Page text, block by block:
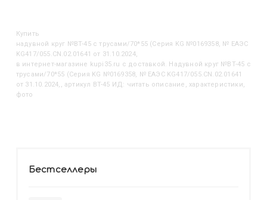
Купить
Надувной круг №BT-45 с трусами/70*55 (Серия KG №0169358, № ЕАЭС
KG417/055.CN.02.01641 от 31.10.2024,
в интернет-магазине kupi35.ru с доставкой. Надувной круг №BT-45 с
трусами/70*55 (Серия KG №0169358, № ЕАЭС KG417/055.CN.02.01641
от 31.10.2024,, артикул BT-45 ИД: читать описание, характеристики,
фото
Бестселлеры